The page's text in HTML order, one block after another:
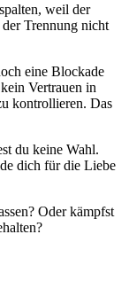
weil der
Trennung nicht
eine Blockade
Vertrauen in
kontrollieren. Das
du keine Wahl.
dich für die Liebe
Oder kämpfst